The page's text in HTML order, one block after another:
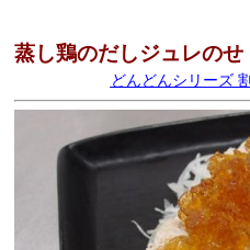
蒸し鶏のだしジュレのせ
どんどんシリーズ